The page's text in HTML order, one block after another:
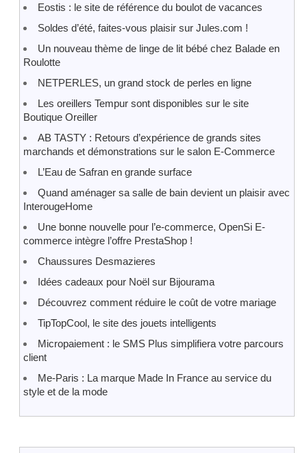
Eostis : le site de référence du boulot de vacances
Soldes d’été, faites-vous plaisir sur Jules.com !
Un nouveau thème de linge de lit bébé chez Balade en
Roulotte
NETPERLES, un grand stock de perles en ligne
Les oreillers Tempur sont disponibles sur le site
Boutique Oreiller
AB TASTY : Retours d’expérience de grands sites
marchands et démonstrations sur le salon E-Commerce
L’Eau de Safran en grande surface
Quand aménager sa salle de bain devient un plaisir avec
InterougeHome
Une bonne nouvelle pour l’e-commerce, OpenSi E-
commerce intègre l’offre PrestaShop !
Chaussures Desmazieres
Idées cadeaux pour Noël sur Bijourama
Découvrez comment réduire le coût de votre mariage
TipTopCool, le site des jouets intelligents
Micropaiement : le SMS Plus simplifiera votre parcours
client
Me-Paris : La marque Made In France au service du
style et de la mode